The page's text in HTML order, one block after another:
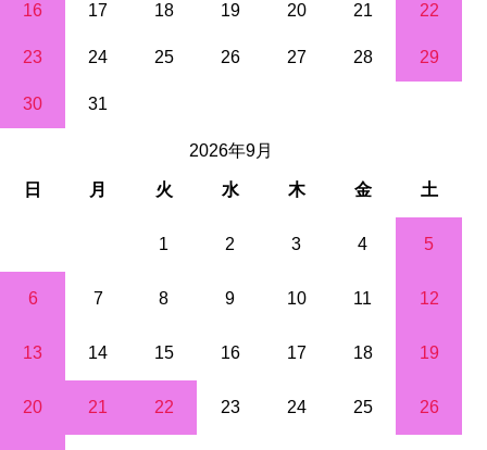
16 17 18 19 20 21 22
23 24 25 26 27 28 29
30 31
2026年9月
日 月 火 水 木 金 土
1 2 3 4 5
6 7 8 9 10 11 12
13 14 15 16 17 18 19
20 21 22 23 24 25 26